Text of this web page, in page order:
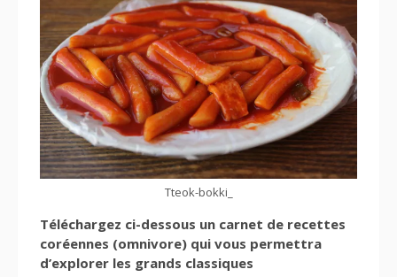
Tteok-bokki_
Téléchargez ci-dessous un carnet de recettes
coréennes (omnivore) qui vous permettra
d’explorer les grands classiques